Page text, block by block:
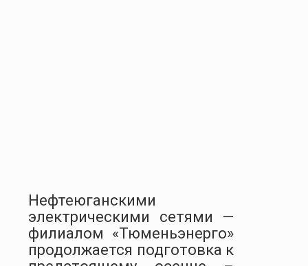
Нефтеюганскими
электрическими сетями —
филиалом «Тюменьэнерго»
продолжается подготовка к